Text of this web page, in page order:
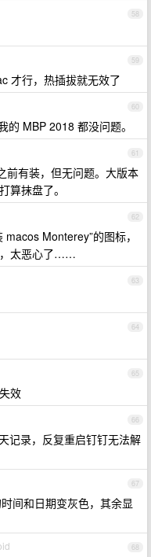
58
59
才行，热插拔就无效了
60
MBP 2018 都没问题。
61
前有装，但无问题。大版本
算抹盘了。
62
Monterey”的图标，
，太恶心了……
63
64
65
效
66
记录，反复重启钉钉无法解
67
间和日期变灰色，其余显
68